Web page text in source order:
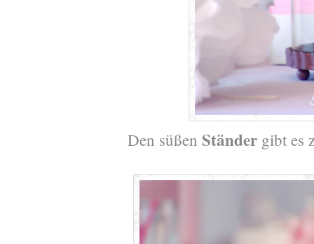
Den süßen Ständer gibt es